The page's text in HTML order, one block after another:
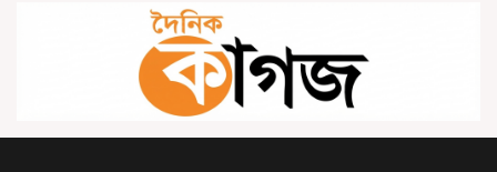
জামায়াতের সম্ভাব্য প্রার্থী ঘোষণা
রামগতিতে জাতীয় মৎস্যজীবী সমিতির